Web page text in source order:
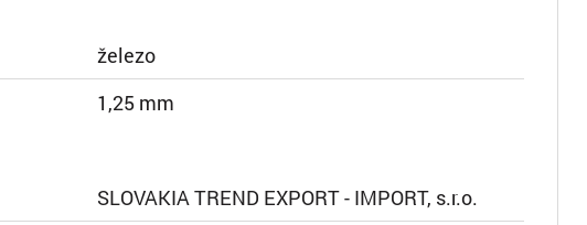
železo
1,25 mm
SLOVAKIA TREND EXPORT - IMPORT, s.r.o.